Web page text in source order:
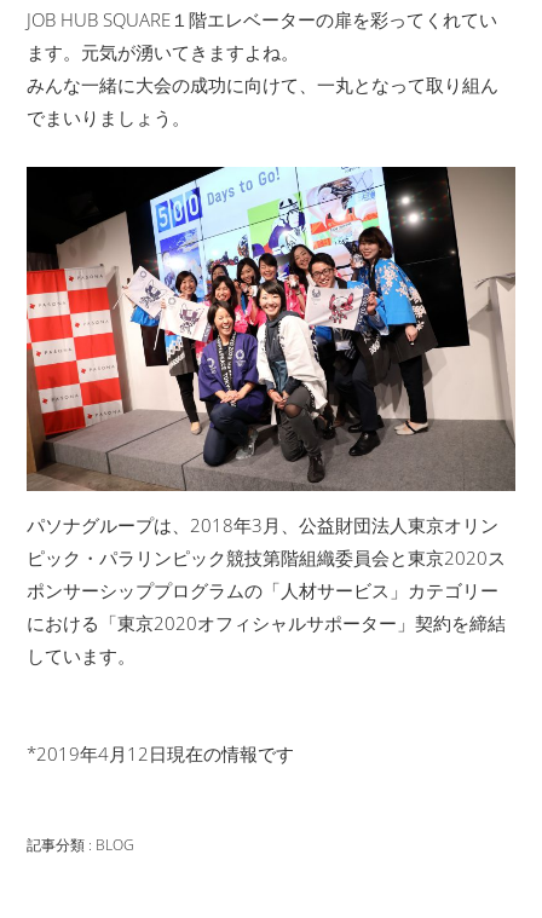
JOB HUB SQUARE１階エレベーターの扉を彩ってくれてい
ます。元気が湧いてきますよね。
みんな一緒に大会の成功に向けて、一丸となって取り組ん
でまいりましょう。
パソナグループは、2018年3月、公益財団法人東京オリン
ピック・パラリンピック競技第階組織委員会と東京2020ス
ポンサーシッププログラムの「人材サービス」カテゴリー
における「東京2020オフィシャルサポーター」契約を締結
しています。
*2019年4月12日現在の情報です
記事分類 : BLOG